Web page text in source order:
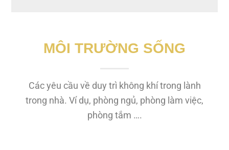
MÔI TRƯỜNG SỐNG
Các yêu cầu về duy trì không khí trong lành
trong nhà. Ví dụ, phòng ngủ, phòng làm việc,
phòng tắm ….